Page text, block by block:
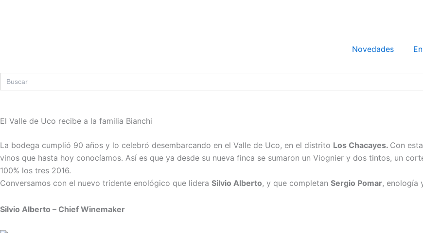
Novedades
Search
for:
El Valle de Uco recibe a la familia Bianchi
La bodega cumplió 90 años y lo celebró desembarcando en el Valle de Uco, en el distrito Los Chacayes. Con
vinos que hasta hoy conocíamos. Así es que ya desde su nueva finca se sumaron un Viognier y dos tintos, un
100% los tres 2016.
Conversamos con el nuevo tridente enológico que lidera Silvio Alberto, y que completan Sergio Pomar, enología
Silvio Alberto – Chief Winemaker